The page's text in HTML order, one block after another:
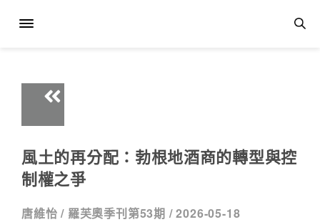
風土的再分配：勃根地酒商的轉型與控
制權之爭
唐維怡 / 羅芙奧季刊第53期 /2026-05-18